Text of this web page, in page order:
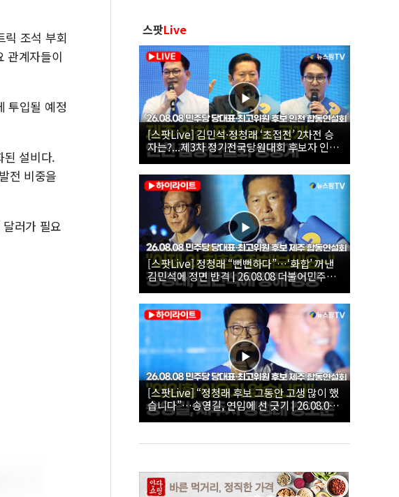
릭 조석 부회
관계자들이
투입될 예정
설비다.
전 비중을
러가 필요
스팟Live
[스팟Live] 김민석·정청래 ‘초접전’ 2차전 승
자는?...제3차 정기전국당원대회 후보자 인천
합동연설회 생중계 | 26.08.08
[스팟Live] 정청래 “뻔뻔하다”…‘화합’ 꺼낸
김민석에 정면 반격 | 26.08.08 더불어민주당
당대표·최고위원 후보 제주 합동연설회
[스팟Live] “정청래 후보 그동안 고생 많이 했
습니다”…송영길, 연임에 선 긋기 | 26.08.08
더불어민주당 당대표·최고위원 후보 제주 합